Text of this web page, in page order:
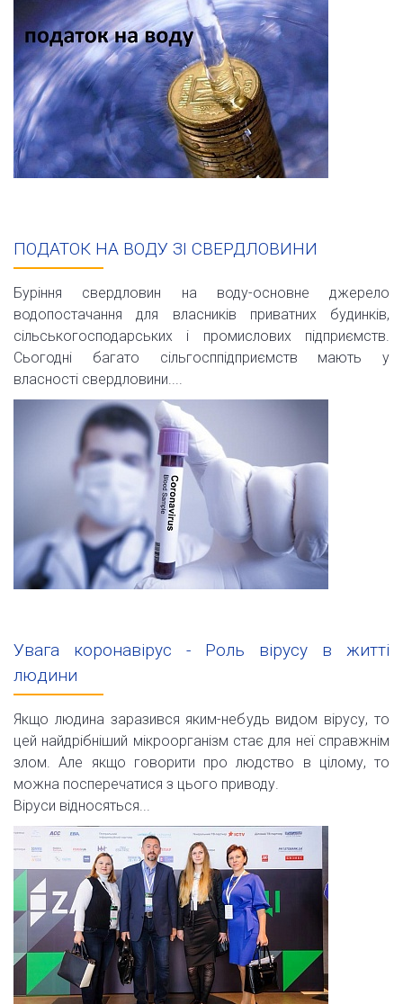
ПОДАТОК НА ВОДУ ЗІ СВЕРДЛОВИНИ
Буріння свердловин на воду-основне джерело
водопостачання для власників приватних будинків,
сільськогосподарських і промислових підприємств.
Сьогодні багато сільгосппідприємств мають у
власності свердловини....
Увага коронавірус - Роль вірусу в житті
людини
Якщо людина заразився яким-небудь видом вірусу, то
цей найдрібніший мікроорганізм стає для неї справжнім
злом. Але якщо говорити про людство в цілому, то
можна посперечатися з цього приводу.
Віруси відносяться...